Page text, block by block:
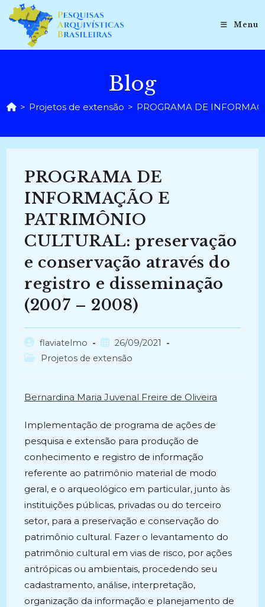
para
conteúdo
Menu
Blog
> Projetos de extensão > PROGRAMA DE
PROGRAMA DE
INFORMAÇÃO E
PATRIMÔNIO
CULTURAL: preservação
e conservação através do
registro e disseminação
(2007 – 2008)
Autor
do
flaviatelmo
Post
publicado:
26/09/2021
Categoria
Projetos de extensão
Bernardina Maria Juvenal Freire de Oliveira
Implementação de programa de ações de
pesquisa e extensão para produção de
conhecimento e registro de informação
referente ao patrimônio material de modo
geral, e o arqueológico em particular, junto às
instituições públicas, privadas ou do terceiro
setor, para a preservação e conservação do
patrimônio cultural. Fazer o levantamento do
patrimônio cultural em vias de risco, por ações
antrópicas ou ambientais, procedendo seu
cadastramento, análise, interpretação,
organização da informação e planejamento de